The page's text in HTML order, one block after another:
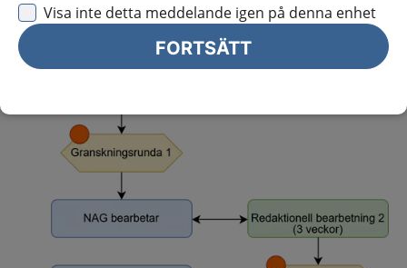
Visa inte detta meddelande igen på denna enhet
FORTSÄTT